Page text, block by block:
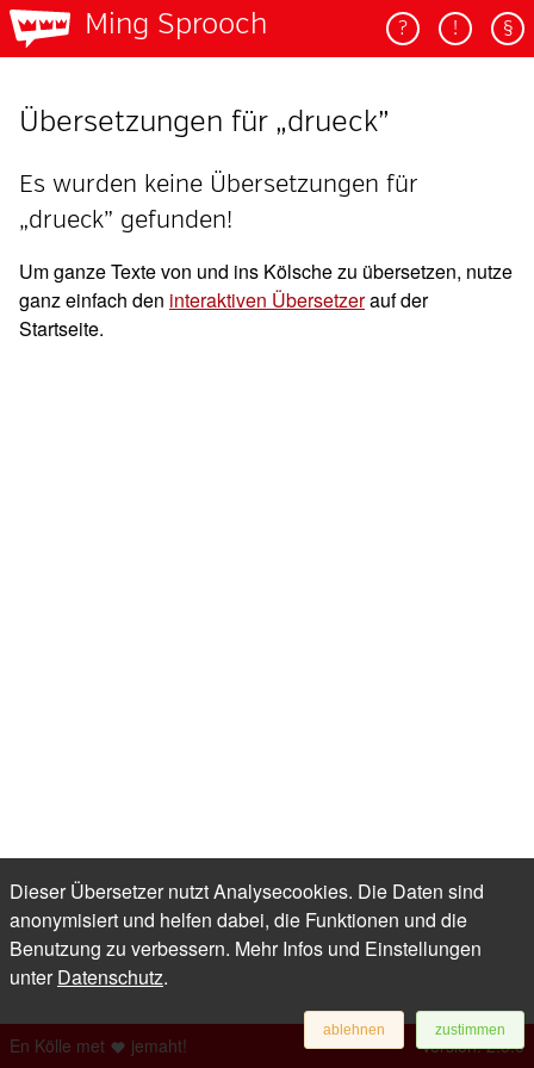
Ming Sprooch ? ! §
Übersetzungen für „drueck”
Es wurden keine Übersetzungen für
„drueck” gefunden!
Um ganze Texte von und ins Kölsche zu übersetzen, nutze
ganz einfach den interaktiven Übersetzerauf der
Startseite.
En Kölle met jemaht! Version: 2.5.0
Dieser Übersetzer nutzt Analysecookies. Die Daten sind
anonymisiert und helfen dabei, die Funktionen und die
Benutzung zu verbessern. Mehr Infos und Einstellungen
unterDatenschutz.
ablehnen zustimmen